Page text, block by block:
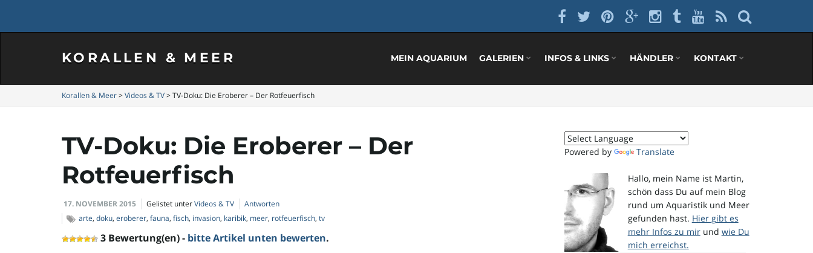
KORALLEN & MEER MEIN AQUARIUM GALERIEN INFOS & LINKS HÄNDLER KONTAKT
Korallen & Meer>Videos & TV>TV-Doku: Die Eroberer – Der Rotfeuerfisch
TV-Doku: Die Eroberer – Der
Rotfeuerfisch
17. NOVEMBER 2015 Gelistet unterVideos & TV
Antworten
arte, doku, eroberer, fauna, fisch, invasion, karibik, meer, rotfeuerfisch, tv
3 Bewertung(en) - bitte Artikel unten bewerten.
Powered by Translate
Hallo, mein Name ist Martin,
schön dass Du auf mein Blog
rund um Aquaristik und Meer
gefunden hast. Hier gibt es
mehr Infos zu mirund wie Du
mich erreichst.